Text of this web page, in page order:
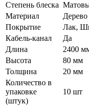
Степень блеска
Материал
Дерево
Покрытие
Лак,
Кабель-канал
Да
Длина
2400
Высота
80 мм
Толщина
20 мм
Количество в
упаковке
(штук)
10 шт